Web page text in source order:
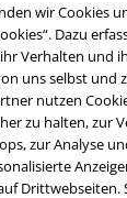
wir Cookies
Dazu
Verhalten und
uns selbst und
nutzen
zu halten, zur
zur Analyse
Drittwebseiten.